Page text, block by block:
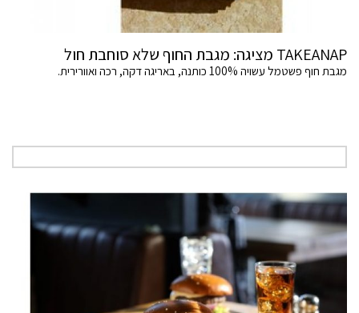
TAKEANAP מציגה: מגבת החוף שלא סוחבת חול
מגבת חוף פשטמל עשויה 100% כותנה, באריגה דקה, רכה ואוורירית.